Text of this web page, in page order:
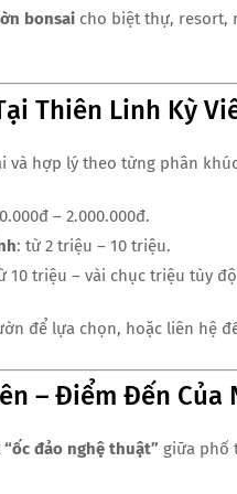
bonsai cho biệt thự, resort,
Thiên Linh Kỳ
và hợp lý theo từng phân
– 2.000.000đ.
: từ 2 triệu – 10 triệu.
10 triệu – vài chục triệu tùy
để lựa chọn, hoặc liên hệ
– Điểm Đến Của
“ốc đảo nghệ thuật” giữa phố